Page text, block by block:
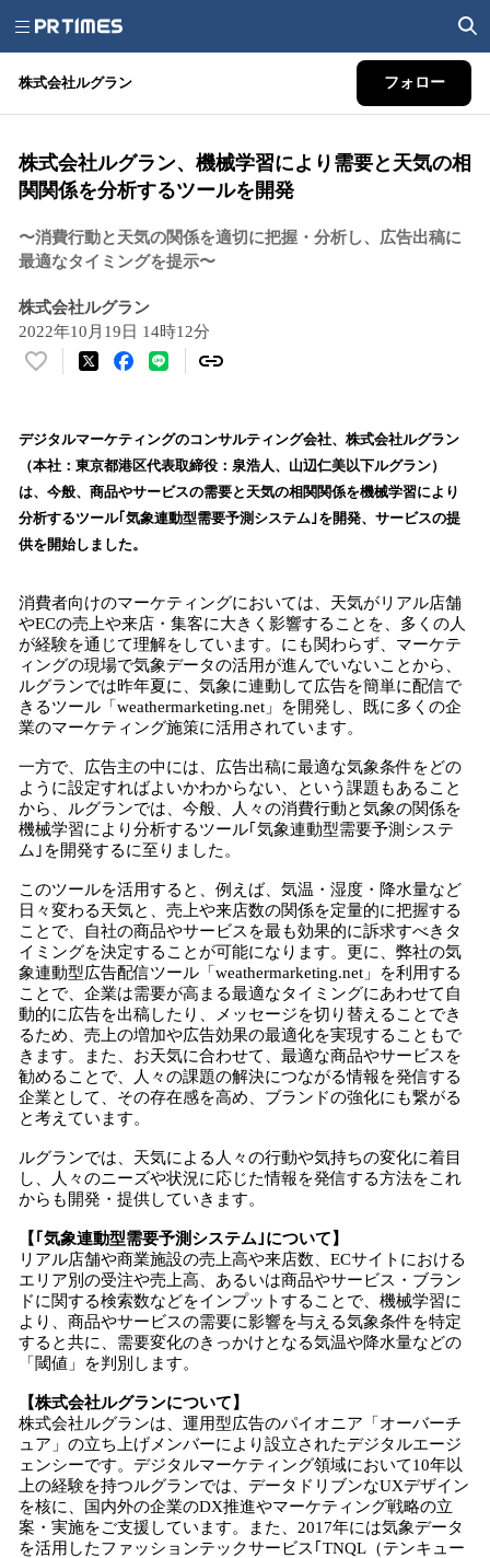
株式会社ルグラン フォロー
株式会社ルグラン、機械学習により需要と天気の相
関関係を分析するツールを開発
〜消費行動と天気の関係を適切に把握・分析し、広告出稿に
最適なタイミングを提示〜
株式会社ルグラン
2022年10月19日 14時12分
い
！
数
を
読
み
込
中
で
す
デジタルマーケティングのコンサルティング会社、株式会社ルグラン
（本社：東京都港区代表取締役：泉浩人、山辺仁美以下ルグラン）
は、今般、商品やサービスの需要と天気の相関関係を機械学習により
分析するツール｢気象連動型需要予測システム｣を開発、サービスの提
供を開始しました。
消費者向けのマーケティングにおいては、天気がリアル店舗
やECの売上や来店・集客に大きく影響することを、多くの人
が経験を通じて理解をしています。にも関わらず、マーケテ
ィングの現場で気象データの活用が進んでいないことから、
ルグランでは昨年夏に、気象に連動して広告を簡単に配信で
きるツール「weathermarketing.net」を開発し、既に多くの企
業のマーケティング施策に活用されています。
一方で、広告主の中には、広告出稿に最適な気象条件をどの
ように設定すればよいかわからない、という課題もあること
から、ルグランでは、今般、人々の消費行動と気象の関係を
機械学習により分析するツール｢気象連動型需要予測システ
ム｣を開発するに至りました。
このツールを活用すると、例えば、気温・湿度・降水量など
日々変わる天気と、売上や来店数の関係を定量的に把握する
ことで、自社の商品やサービスを最も効果的に訴求すべきタ
イミングを決定することが可能になります。更に、弊社の気
象連動型広告配信ツール「weathermarketing.net」を利用する
ことで、企業は需要が高まる最適なタイミングにあわせて自
動的に広告を出稿したり、メッセージを切り替えることでき
るため、売上の増加や広告効果の最適化を実現することもで
きます。また、お天気に合わせて、最適な商品やサービスを
勧めることで、人々の課題の解決につながる情報を発信する
企業として、その存在感を高め、ブランドの強化にも繋がる
と考えています。
ルグランでは、天気による人々の行動や気持ちの変化に着目
し、人々のニーズや状況に応じた情報を発信する方法をこれ
からも開発・提供していきます。
【｢気象連動型需要予測システム｣について】
リアル店舗や商業施設の売上高や来店数、ECサイトにおける
エリア別の受注や売上高、あるいは商品やサービス・ブラン
ドに関する検索数などをインプットすることで、機械学習に
より、商品やサービスの需要に影響を与える気象条件を特定
すると共に、需要変化のきっかけとなる気温や降水量などの
「閾値」を判別します。
【株式会社ルグランについて】
株式会社ルグランは、運用型広告のパイオニア「オーバーチ
ュア」の立ち上げメンバーにより設立されたデジタルエージ
ェンシーです。デジタルマーケティング領域において10年以
上の経験を持つルグランでは、データドリブンなUXデザイン
を核に、国内外の企業のDX推進やマーケティング戦略の立
案・実施をご支援しています。また、2017年には気象データ
を活用したファッションテックサービス｢TNQL（テンキュー